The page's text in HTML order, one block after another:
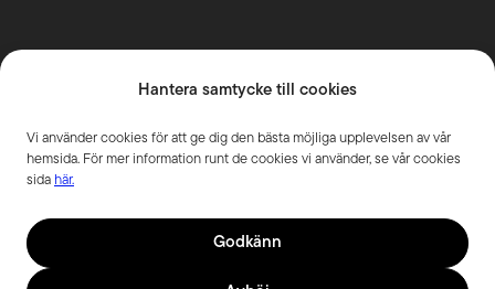
Hantera samtycke till cookies
Vi använder cookies för att ge dig den bästa möjliga upplevelsen av vår
hemsida. För mer information runt de cookies vi använder, se vår cookies
sida här.
Godkänn